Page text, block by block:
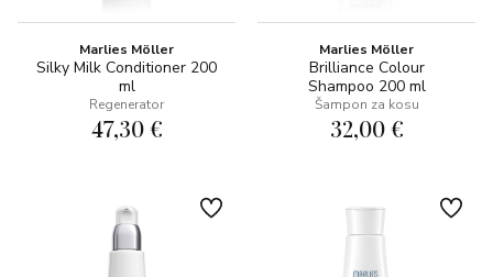
Marlies Möller
Silky Milk Conditioner 200
ml
Regenerator
47,30 €
Marlies Möller
Brilliance Colour
Shampoo 200 ml
Šampon za kosu
32,00 €